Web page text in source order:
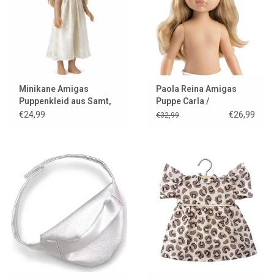
Minikane Amigas
Puppenkleid aus Samt,
Gold, mit Minikane
€24,99
Paola Reina Amigas
Puppe Carla /
Showmodel
€32,99 €26,99